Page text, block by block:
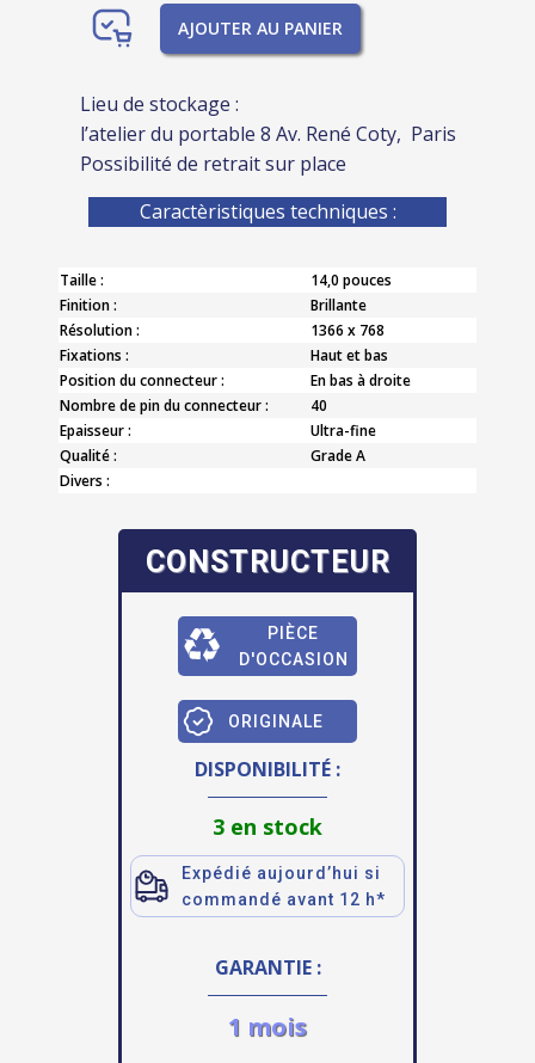
AJOUTER AU PANIER
Lieu de stockage :
l’atelier du portable 8 Av. René Coty, Paris
Possibilité de retrait sur place
Caractèristiques techniques :
Taille :
14,0 pouces
Finition :
Brillante
Résolution :
1366 x 768
Fixations :
Haut et bas
Position du connecteur :
En bas à droite
Nombre de pin du connecteur :
40
Epaisseur :
Ultra-fine
Qualité :
Grade A
Divers :
CONSTRUCTEUR
PIÈCE
D'OCCASION
ORIGINALE
DISPONIBILITÉ :
3 en stock
Expédié aujourd’hui si
commandé avant 12 h*
GARANTIE :
1 mois